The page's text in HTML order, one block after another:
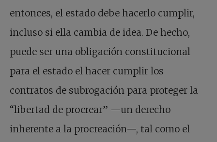
entonces, el estado debe hacerlo cumplir,
incluso si ella cambia de idea. De hecho,
puede ser una obligación constitucional
para el estado el hacer cumplir los
contratos de subrogación para proteger la
“libertad de procrear” —un derecho
inherente a la procreación—, tal como el